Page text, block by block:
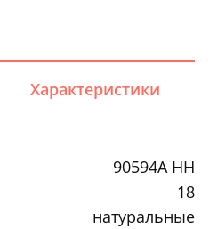
Характеристики
90594A HH
18
натуральные